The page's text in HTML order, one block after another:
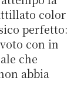
color
perfetto:
con in
che
abbia